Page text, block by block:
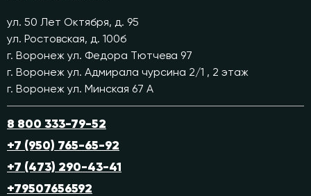
ул. 50 Лет Октября, д. 95
ул. Ростовская, д. 100б
г. Воронеж ул. Федора Тютчева 97
г. Воронеж ул. Адмирала чурсина 2/1 , 2 этаж
г. Воронеж ул. Минская 67 А
8 800 333-79-52
+7 (950) 765-65-92
+7 (473) 290-43-41
+79507656592